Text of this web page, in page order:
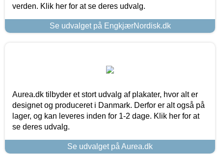
verden. Klik her for at se deres udvalg.
Se udvalget på EngkjærNordisk.dk
Aurea.dk tilbyder et stort udvalg af plakater, hvor alt er
designet og produceret i Danmark. Derfor er alt også på
lager, og kan leveres inden for 1-2 dage. Klik her for at
se deres udvalg.
Se udvalget på Aurea.dk